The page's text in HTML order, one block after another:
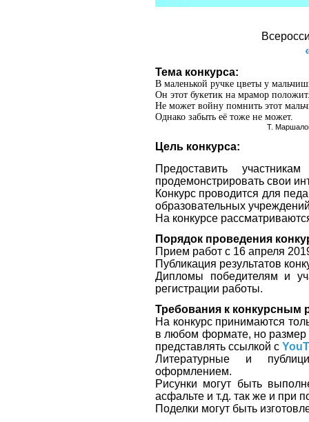
Тема конкурса:
В маленькой ручке цветы у
Он этот букетик на мрамор
Не может войну помнить этот
Однако забыть её тоже не может.
Т.
Цель конкурса:
Предоставить
продемонстрировать свои
Конкурс проводится для
образовательных
На конкурсе
Порядок проведения
Прием работ с 16 апреля
Публикация результатов
Дипломы победителям и
регистрации работы.
Требования к конкурсным
На конкурс принимаются
в любом формате, но
представлять ссылкой с
Литературные и
оформлением.
Рисунки могут быть
асфальте и т.д. так же и при
Поделки могут быть